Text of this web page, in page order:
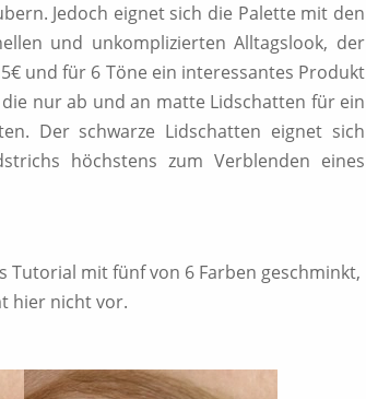
Jedoch eignet sich die Palette mit den
und unkomplizierten Alltagslook, der
und für 6 Töne ein interessantes Produkt
nur ab und an matte Lidschatten für ein
Der schwarze Lidschatten eignet sich
höchstens zum Verblenden eines
Tutorial mit fünf von 6 Farben geschminkt,
hier nicht vor.